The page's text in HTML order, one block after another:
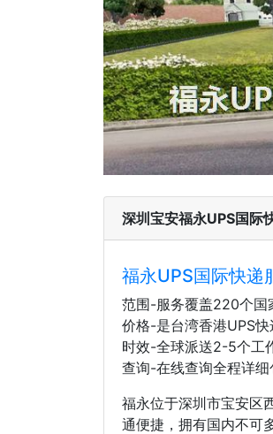
深圳宝安福永UPS国际
福永UPS国际快递
范围-服务覆盖220个国
价格-是台湾香港UPS
时效-全球派送2-5个工
查询-在线查询全程详细
福永位于深圳市宝安区
通便捷，拥有国内不可